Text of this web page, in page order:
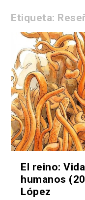
Etiqueta:
El reino:
humanos
López